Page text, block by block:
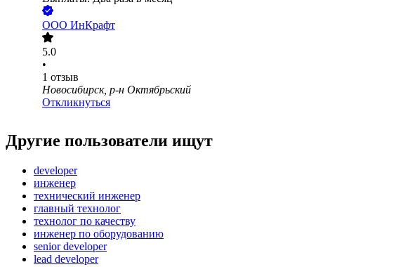
ООО ИнКрафт
5.0
•
1 отзыв
Новосибирск, р-н Октябрьский
Откликнуться
Другие пользователи ищут
developer
инженер
технический инженер
главный технолог
технолог по качеству
инженер по оборудованию
senior developer
lead developer